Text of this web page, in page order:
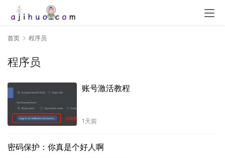
首页 程序员
程序员
账号激活教程
1天前
密码保护：你真是个好人啊